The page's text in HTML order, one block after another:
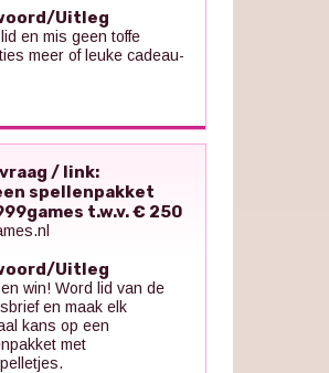
Uitleg
en mis geen toffe
meer of leuke cadeau-
/ link:
spellenpakket
t.w.v. € 250
Uitleg
win! Word lid van de
en maak elk
kans op een
met